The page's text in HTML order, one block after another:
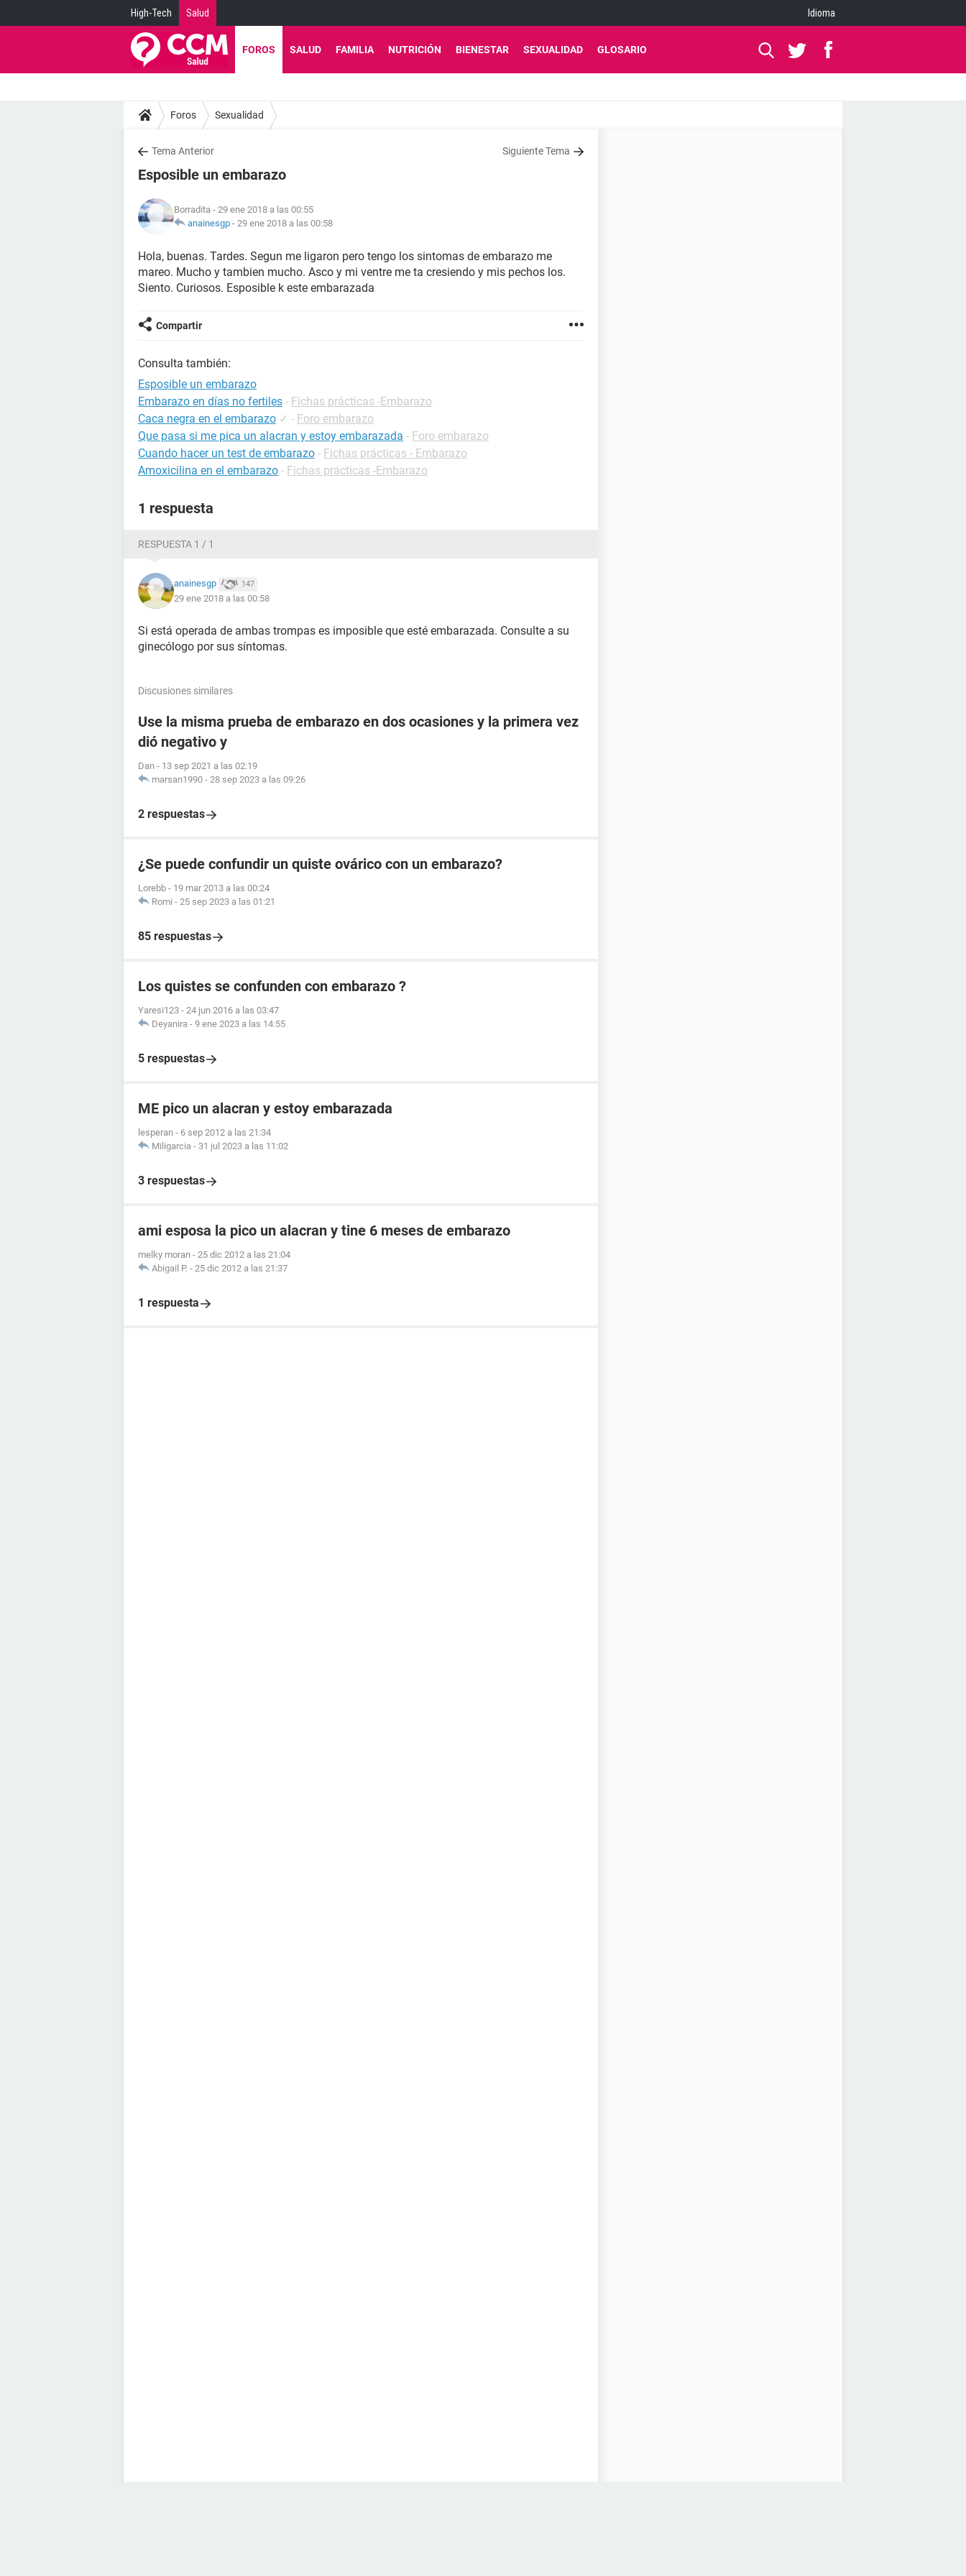
High-Tech Salud Idioma
FOROS SALUD FAMILIA NUTRICIÓN BIENESTAR SEXUALIDAD GLOSARIO
Foros Sexualidad
Tema Anterior Siguiente Tema
Esposible un embarazo
Borradita - 29 ene 2018 a las 00:55
anainesgp - 29 ene 2018 a las 00:58
Hola, buenas. Tardes. Segun me ligaron pero tengo los sintomas de embarazo me
mareo. Mucho y tambien mucho. Asco y mi ventre me ta cresiendo y mis pechos los.
Siento. Curiosos. Esposible k este embarazada
Compartir
Consulta también:
Esposible un embarazo
Embarazo en días no fertiles - Fichas prácticas -Embarazo
Caca negra en el embarazo ✓ - Foro embarazo
Que pasa si me pica un alacran y estoy embarazada - Foro embarazo
Cuando hacer un test de embarazo - Fichas prácticas - Embarazo
Amoxicilina en el embarazo - Fichas prácticas -Embarazo
1 respuesta
RESPUESTA 1 / 1
anainesgp 147
29 ene 2018 a las 00:58
Si está operada de ambas trompas es imposible que esté embarazada. Consulte a su
ginecólogo por sus síntomas.
Discusiones similares
Use la misma prueba de embarazo en dos ocasiones y la primera vez
dió negativo y
Dan - 13 sep 2021 a las 02:19
marsan1990 - 28 sep 2023 a las 09:26
2 respuestas
¿Se puede confundir un quiste ovárico con un embarazo?
Lorebb - 19 mar 2013 a las 00:24
Romi - 25 sep 2023 a las 01:21
85 respuestas
Los quistes se confunden con embarazo ?
Yaresi123 - 24 jun 2016 a las 03:47
Deyanira - 9 ene 2023 a las 14:55
5 respuestas
ME pico un alacran y estoy embarazada
lesperan - 6 sep 2012 a las 21:34
Miligarcia - 31 jul 2023 a las 11:02
3 respuestas
ami esposa la pico un alacran y tine 6 meses de embarazo
melky moran - 25 dic 2012 a las 21:04
Abigail P. - 25 dic 2012 a las 21:37
1 respuesta